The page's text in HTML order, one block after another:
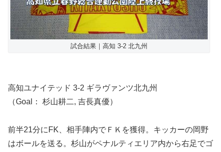
試合結果｜高知 3-2 北九州
高知ユナイテッド 3-2 ギラヴァンツ北九州
（Goal： 杉山耕二, 吉長真優）
前半21分にFK、相手陣内でＦＫを獲得。キッカーの岡野
はボールを送る。杉山がペナルティエリア内から右足でゴ